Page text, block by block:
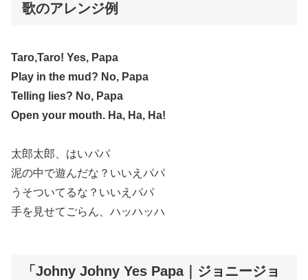
歌のアレンジ例
Taro,Taro! Yes, Papa
Play in the mud? No, Papa
Telling lies? No, Papa
Open your mouth. Ha, Ha, Ha!
太郎太郎、はいパパ
泥の中で遊んだな？いいえパパ
うそついてるな？いいえパパ
手を見せてごらん、ハッハッハ
「Johny Johny Yes Papa｜ジョニージョ